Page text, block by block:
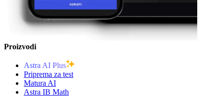
Proizvodi
Astra AI Plus
Priprema za test
Matura AI
Astra IB Math